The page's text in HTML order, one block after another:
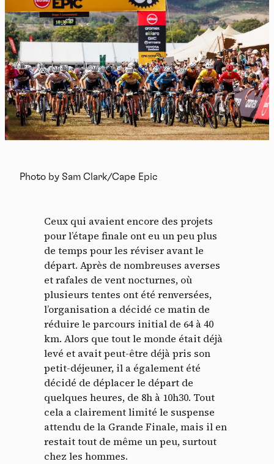
Photo by Sam Clark/Cape Epic
Ceux qui avaient encore des projets
pour l’étape finale ont eu un peu plus
de temps pour les réviser avant le
départ. Après de nombreuses averses
et rafales de vent nocturnes, où
plusieurs tentes ont été renversées,
l’organisation a décidé ce matin de
réduire le parcours initial de 64 à 40
km. Alors que tout le monde était déjà
levé et avait peut-être déjà pris son
petit-déjeuner, il a également été
décidé de déplacer le départ de
quelques heures, de 8h à 10h30. Tout
cela a clairement limité le suspense
attendu de la Grande Finale, mais il en
restait tout de même un peu, surtout
chez les hommes.